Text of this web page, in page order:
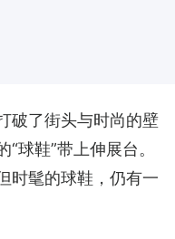
破了街头与时尚的壁
球鞋”带上伸展台。
时髦的球鞋，仍有一